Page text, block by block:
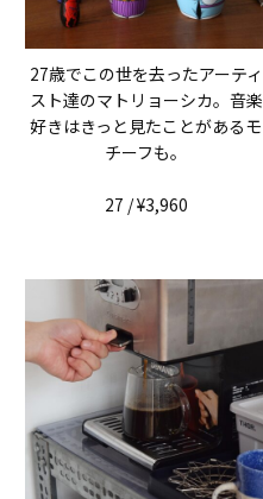
27歳でこの世を去ったアーティ
スト達のマトリョーシカ。音楽
好きはきっと見たことがあるモ
チーフも。
27 / ¥3,960